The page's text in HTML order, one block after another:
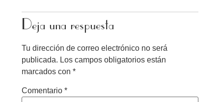
Deja una respuesta
Tu dirección de correo electrónico no será
publicada. Los campos obligatorios están
marcados con *
Comentario *